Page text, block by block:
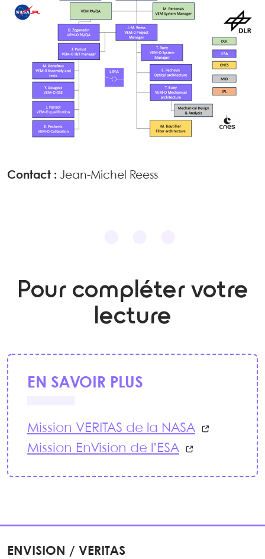
Contact : Jean-Michel Reess
Pour compléter votre
lecture
EN SAVOIR PLUS
Mission VERITAS de la NASA
Mission EnVision de l’ESA
ENVISION / VERITAS